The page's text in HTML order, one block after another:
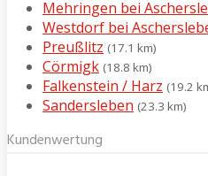
Mehringen bei
Westdorf bei
Preußlitz (17.1 km)
Cörmigk (18.8 km)
Falkenstein / Harz (19.2
Sandersleben (23.3 km)
Kundenwertung